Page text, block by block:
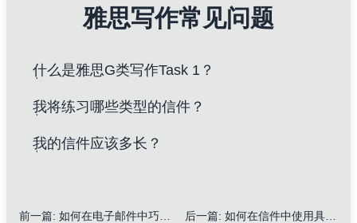
雅思写作常见问题
什么是雅思G类写作Task 1？
我将练习哪些类型的信件？
我的信件应该多长？
前一篇: 如何在电子邮件中巧妙使用问候语和结束语以适应不同文化背景：10个实用技巧 后一篇: 如何在信件中使用具体行动请求提升说服力：5个实用技巧